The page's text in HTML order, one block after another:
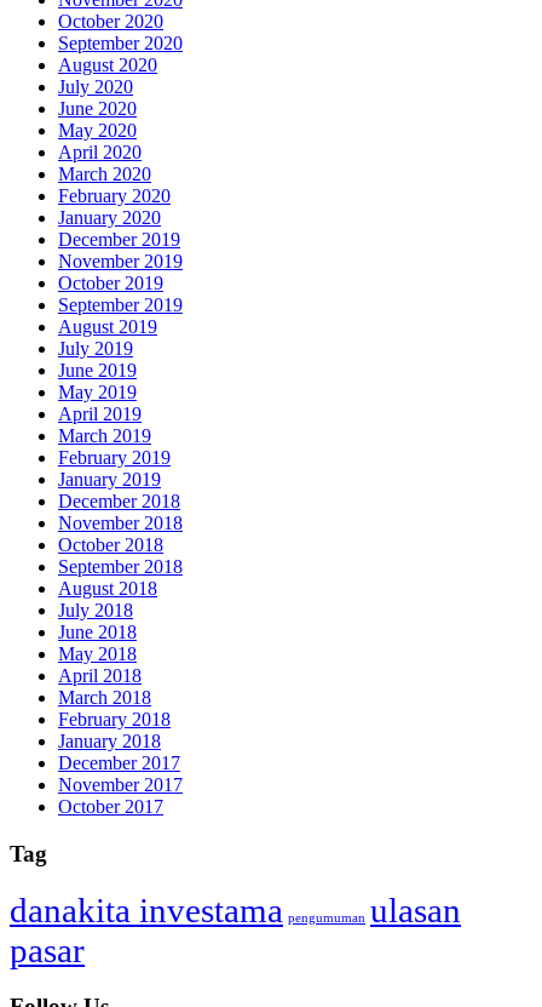
October 2020
September 2020
August 2020
July 2020
June 2020
May 2020
April 2020
March 2020
February 2020
January 2020
December 2019
November 2019
October 2019
September 2019
August 2019
July 2019
June 2019
May 2019
April 2019
March 2019
February 2019
January 2019
December 2018
November 2018
October 2018
September 2018
August 2018
July 2018
June 2018
May 2018
April 2018
March 2018
February 2018
January 2018
December 2017
November 2017
October 2017
Tag
danakita investama pengumuman ulasan
pasar